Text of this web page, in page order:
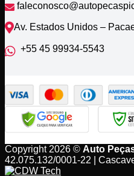
Av. Estados Unidos –
+55 45 99934‑5543‬
Copyright 2026 © Auto
42.075.132/0001-22 |